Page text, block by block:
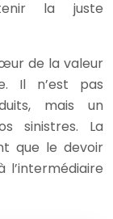
la juste
de la valeur
Il n’est pas
mais un
sinistres. La
que le devoir